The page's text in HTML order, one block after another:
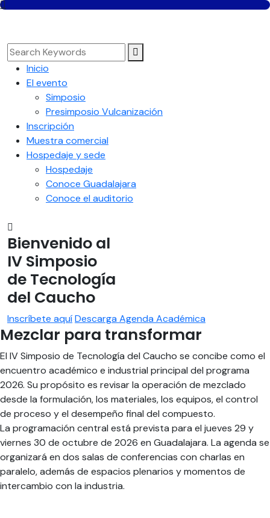
Inicio
El evento
Simposio
Presimposio Vulcanización
Inscripción
Muestra comercial
Hospedaje y sede
Hospedaje
Conoce Guadalajara
Conoce el auditorio
Bienvenido al
IV Simposio
de Tecnología
del Caucho
Inscríbete aquíDescarga Agenda Académica
Mezclar para transformar
El IV Simposio de Tecnología del Caucho se concibe como el
encuentro académico e industrial principal del programa
2026. Su propósito es revisar la operación de mezclado
desde la formulación, los materiales, los equipos, el control
de proceso y el desempeño final del compuesto.
La programación central está prevista para el jueves 29 y
viernes 30 de octubre de 2026 en Guadalajara. La agenda se
organizará en dos salas de conferencias con charlas en
paralelo, además de espacios plenarios y momentos de
intercambio con la industria.